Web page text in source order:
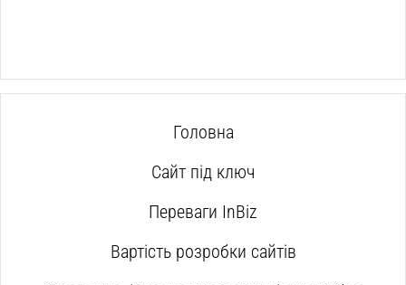
Головна
Сайт під ключ
Переваги InBiz
Вартість розробки сайтів